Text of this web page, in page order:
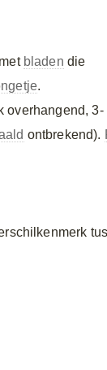
met bladen die
.
overhangend, 3-
ontbrekend).